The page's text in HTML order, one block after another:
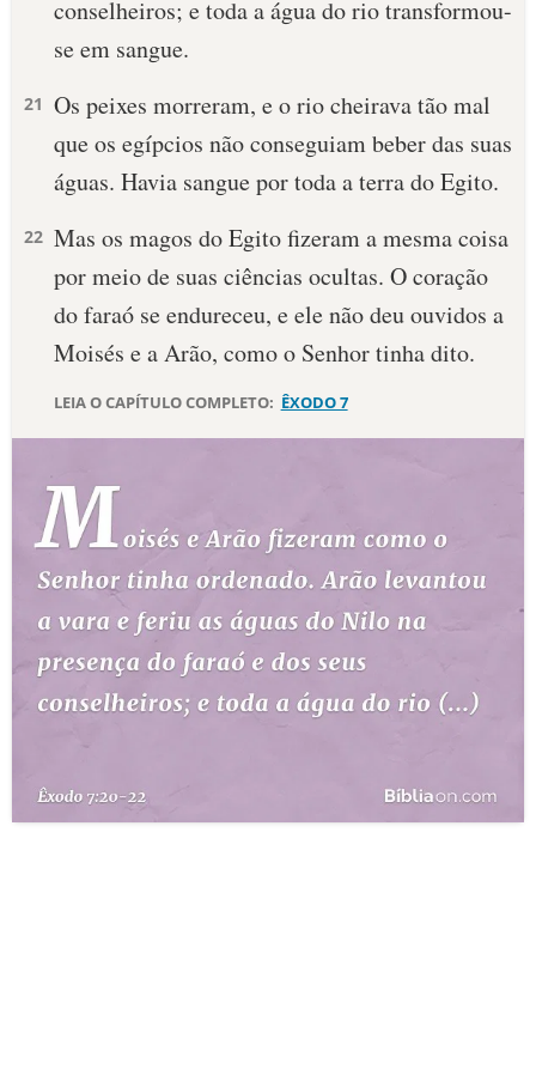
DEVOCIONAL DIÁRIO
10 MANDAMENTOS
ESTUDOS BÍBLICOS
ESBOÇOS DE PREGAÇÃO
TEMAS
PERGUNTE À BÍBLIA IA
QUEM SOMOS
LOJA BÍBLIAON
conselheiros; e toda a água do rio transformou-
se em sangue.
21 Os peixes morreram, e o rio cheirava tão mal
que os egípcios não conseguiam beber das suas
águas. Havia sangue por toda a terra do Egito.
22 Mas os magos do Egito fizeram a mes­ma coisa
por meio de suas ciências ocultas. O coração
do faraó se endureceu, e ele não deu ouvidos a
Moisés e a Arão, como o Senhor tinha dito.
LEIA O CAPÍTULO COMPLETO: ÊXODO 7